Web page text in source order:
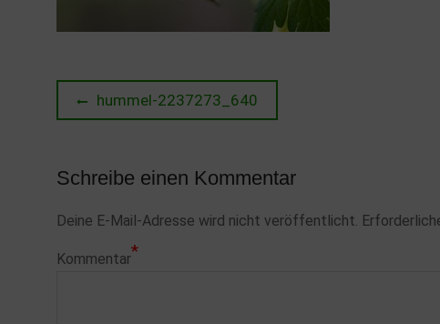
Beitragsnavigation
Previous
post:
hummel-2237273_640
Schreibe einen Kommentar
Deine E-Mail-Adresse wird nicht veröffentlicht.
Kommentar*